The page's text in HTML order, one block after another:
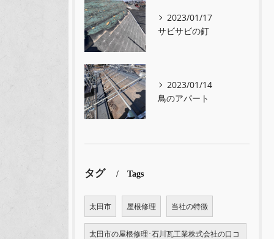
2023/01/17
サビサビの釘
2023/01/14
鳥のアパート
タグ Tags
太田市 屋根修理 当社の特徴
太田市の屋根修理･石川瓦工業株式会社の口コ